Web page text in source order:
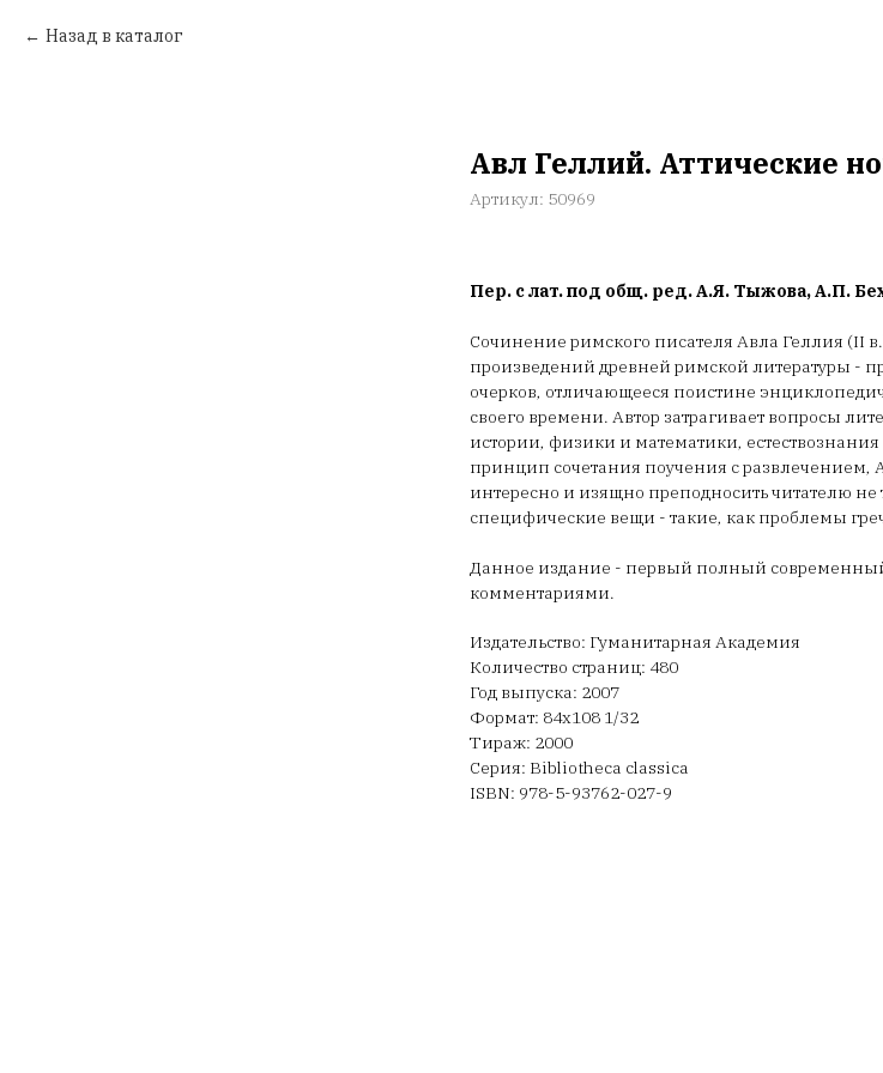
Назад в каталог
Авл Геллий. Аттические
Артикул: 50969
Пер. с лат. под общ. ред. А.Я. Тыжова, А.П.
Сочинение римского писателя Авла Геллия (II
произведений древней римской литературы -
очерков, отличающееся поистине
своего времени. Автор затрагивает вопросы
истории, физики и математики,
принцип сочетания поучения с развлечением,
интересно и изящно преподносить читателю
специфические вещи - такие, как проблемы
Данное издание - первый полный
комментариями.
Издательство: Гуманитарная Академия
Количество страниц: 480
Год выпуска: 2007
Формат: 84х108 1/32
Тираж: 2000
Серия: Bibliotheca classica
ISBN: 978-5-93762-027-9